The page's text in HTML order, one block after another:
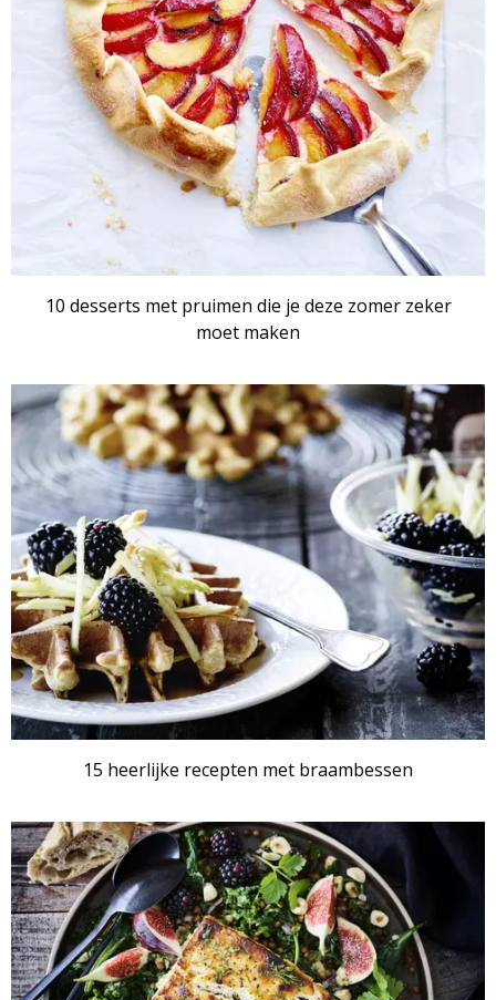
10 desserts met pruimen die je deze zomer zeker
moet maken
RECEPTENSET
15 heerlijke recepten met braambessen
RECEPTENSET